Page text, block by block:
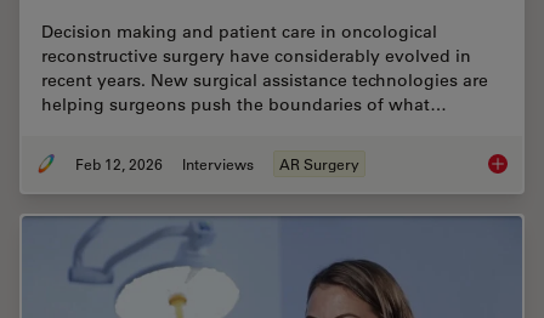
Decision making and patient care in oncological
reconstructive surgery have considerably evolved in
recent years. New surgical assistance technologies are
helping surgeons push the boundaries of what…
Feb 12, 2026 Interviews AR Surgery